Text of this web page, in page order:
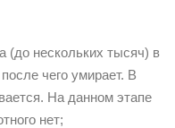
(до нескольких тысяч) в
чего умирает. В
На данном этапе
нет;